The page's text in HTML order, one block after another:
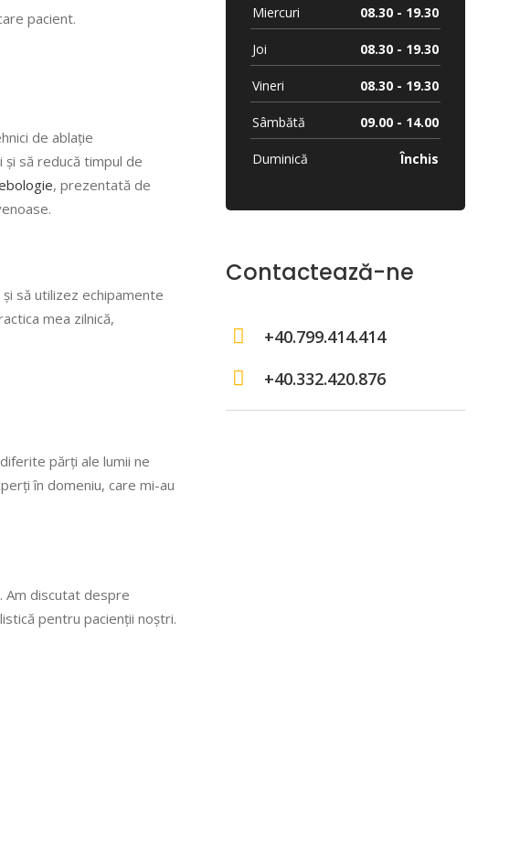
pacient.
de ablație
să reducă timpul de
, prezentată de
să utilizez echipamente
mea zilnică,
părți ale lumii ne
în domeniu, care mi-au
Am discutat despre
pentru pacienții noștri.
Miercuri 08.30 - 19.30
Joi 08.30 - 19.30
Vineri 08.30 - 19.30
Sâmbătă 09.00 - 14.00
Duminică Închis
Contactează-ne
+40.799.414.414
+40.332.420.876